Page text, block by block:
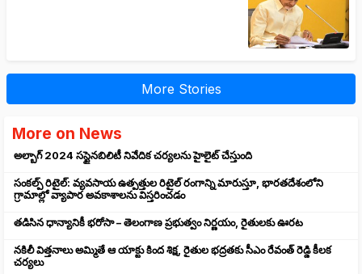
More Stories
More on News
అల్బాగ్ 2024 సస్టైనబిలిటీ నివేదిక చర్యలను హైలైట్ చేస్తుంది
సంకల్ప్ రిటైల్: వ్యవసాయ ఉత్పత్తుల రిటైల్ రంగాన్ని మారుస్తూ, భారతదేశంలోని
గ్రామాల్లో వ్యాపార అవకాశాలను విస్తరించడం
తడిసిన ధాన్యానికీ భరోసా – తెలంగాణ ప్రభుత్వం నిర్ణయం, రైతులకు ఊరట
నకిలీ విత్తనాలు అమ్మితే ఆ యాక్టు కింద శిక్ష, రైతుల భద్రతకు సీఎం రేవంత్ రెడ్డి కీలక
చర్యలు